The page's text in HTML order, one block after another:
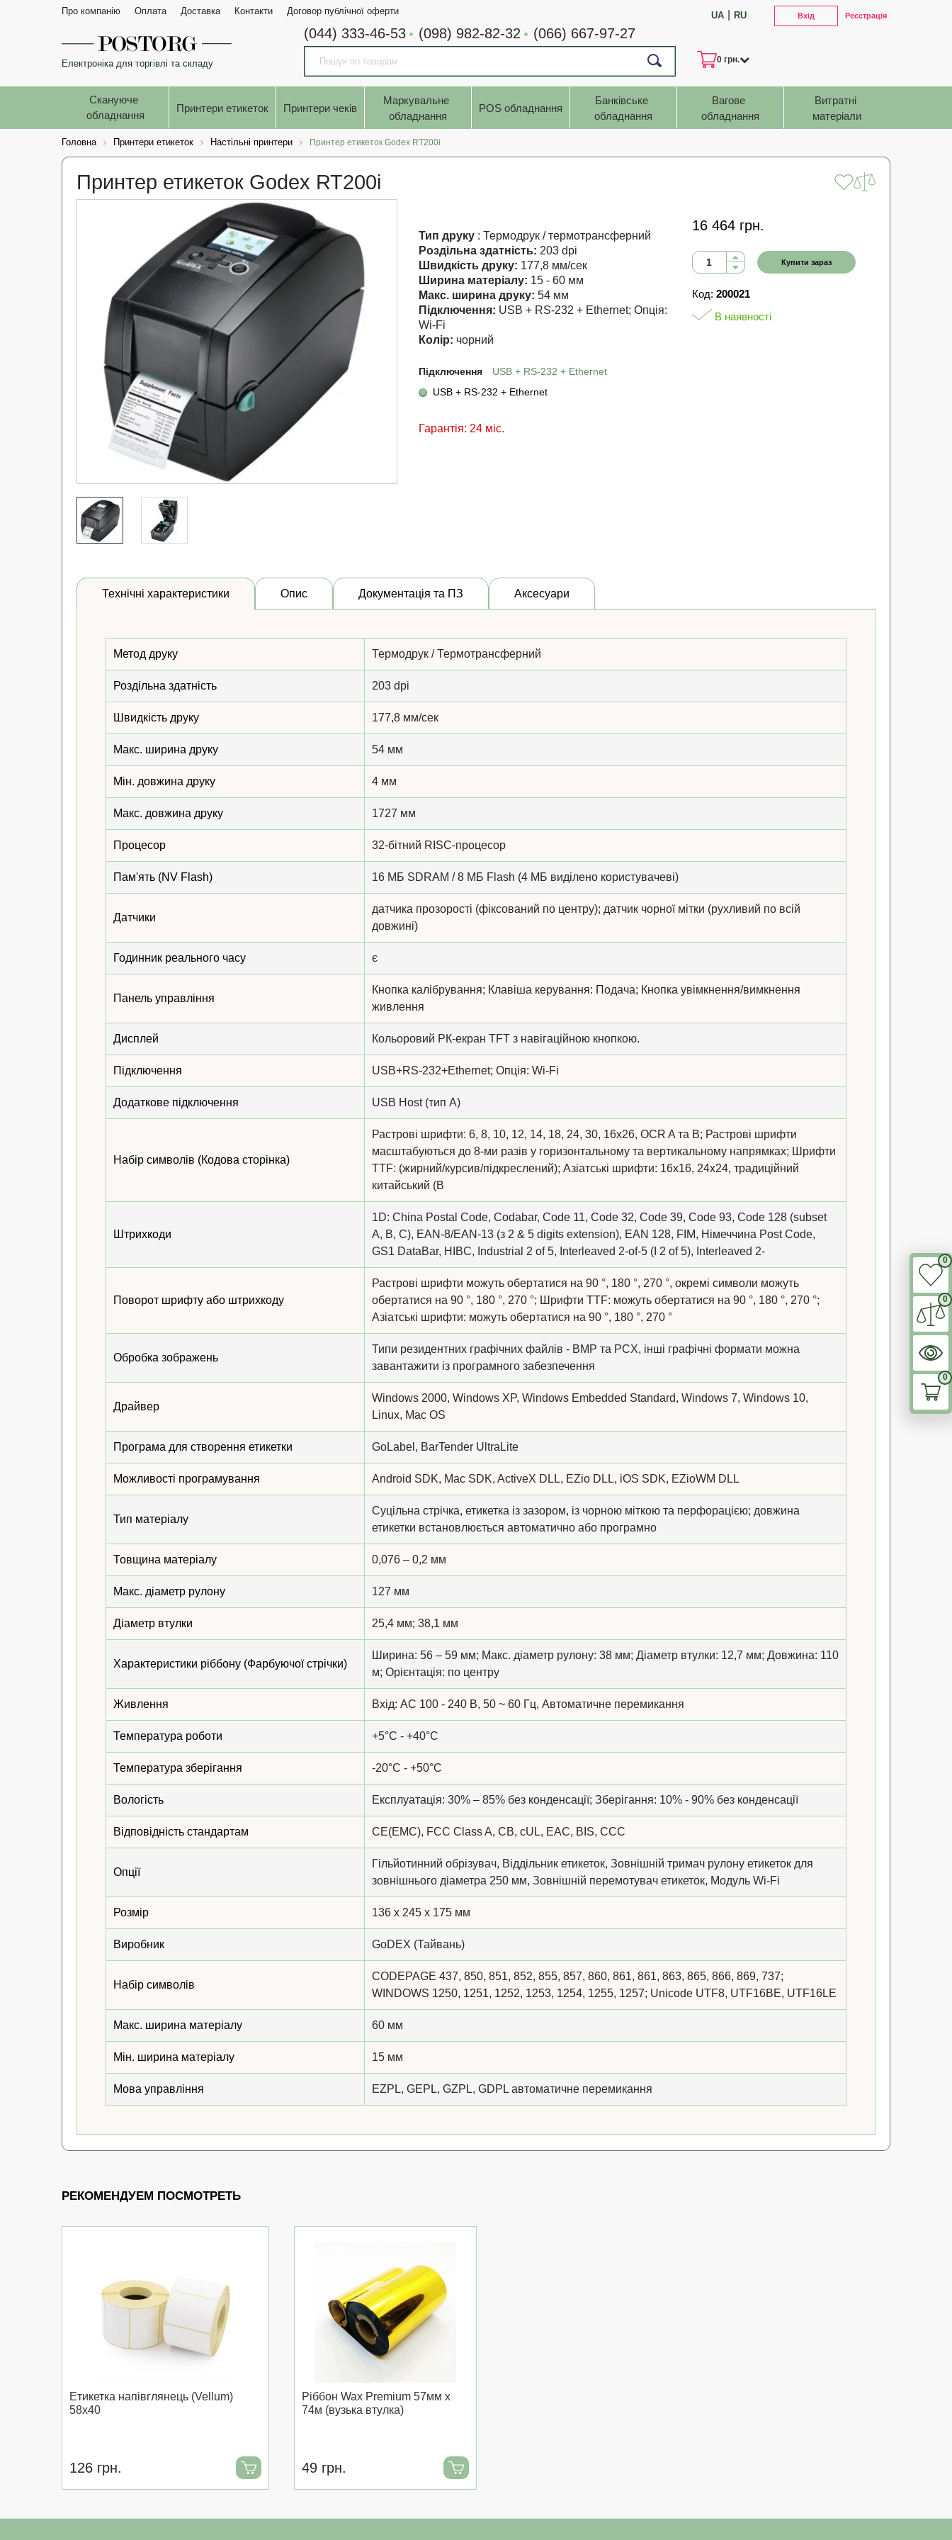
0
0
0
Про компанію Оплата Доставка Контакти Договор публічної оферти UA RU Вхід Реєстрація
Електроніка для торгівлі та складу
(044) 333-46-53 (098) 982-82-32 (066) 667-97-27
0 грн.
Скануюче
обладнання
Принтери етикеток Принтери чеків
Маркувальне
обладнання
POS обладнання
Банківське
обладнання
Вагове
обладнання
Витратні
матеріали
Головна Принтери етикеток Настільні принтери Принтер етикеток Godex RT200i
Принтер етикеток Godex RT200i
Тип друку : Термодрук / термотрансферний
Роздільна здатність: 203 dpi
Швидкість друку: 177,8 мм/сек
Ширина матеріалу: 15 - 60 мм
Макс. ширина друку: 54 мм
Підключення: USB + RS-232 + Ethernet; Опція:
Wi-Fi
Колір: чорний
Підключення
USB + RS-232 + Ethernet
USB + RS-232 + Ethernet
Гарантія: 24 міс.
16 464 грн.
Купити зараз
Код: 200021
В наявності
Технічні характеристики Опис Документація та ПЗ Аксесуари
Метод друку Термодрук / Термотрансферний
Роздільна здатність 203 dpi
Швидкість друку 177,8 мм/сек
Макс. ширина друку 54 мм
Мін. довжина друку 4 мм
Макс. довжина друку 1727 мм
Процесор 32-бітний RISC-процесор
Пам'ять (NV Flash) 16 МБ SDRAM / 8 МБ Flash (4 МБ виділено користувачеві)
Датчики
датчика прозорості (фіксований по центру); датчик чорної мітки (рухливий по всій
довжині)
Годинник реального часу є
Панель управління
Кнопка калібрування; Клавіша керування: Подача; Кнопка увімкнення/вимкнення
живлення
Дисплей Кольоровий РК-екран TFT з навігаційною кнопкою.
Підключення USB+RS-232+Ethernet; Опція: Wi-Fi
Додаткове підключення USB Host (тип А)
Набір символів (Кодова сторінка)
Растрові шрифти: 6, 8, 10, 12, 14, 18, 24, 30, 16х26, OCR A та B; Растрові шрифти
масштабуються до 8-ми разів у горизонтальному та вертикальному напрямках; Шрифти
TTF: (жирний/курсив/підкреслений); Азіатські шрифти: 16x16, 24x24, традиційний
китайський (B
Штрихкоди
1D: China Postal Code, Codabar, Code 11, Code 32, Code 39, Code 93, Code 128 (subset
A, B, C), EAN-8/EAN-13 (з 2 & 5 digits extension), EAN 128, FIM, Німеччина Post Code,
GS1 DataBar, HIBC, Industrial 2 of 5, Interleaved 2-of-5 (I 2 of 5), Interleaved 2-
Поворот шрифту або штрихкоду
Растрові шрифти можуть обертатися на 90 °, 180 °, 270 °, окремі символи можуть
обертатися на 90 °, 180 °, 270 °; Шрифти TTF: можуть обертатися на 90 °, 180 °, 270 °;
Азіатські шрифти: можуть обертатися на 90 °, 180 °, 270 °
Обробка зображень
Типи резидентних графічних файлів - BMP та PCX, інші графічні формати можна
завантажити із програмного забезпечення
Драйвер
Windows 2000, Windows XP, Windows Embedded Standard, Windows 7, Windows 10,
Linux, Mac OS
Програма для створення етикетки GoLabel, BarTender UltraLite
Можливості програмування Android SDK, Mac SDK, ActiveX DLL, EZio DLL, iOS SDK, EZioWM DLL
Тип матеріалу
Суцільна стрічка, етикетка із зазором, із чорною міткою та перфорацією; довжина
етикетки встановлюється автоматично або програмно
Товщина матеріалу 0,076 – 0,2 мм
Макс. діаметр рулону 127 мм
Діаметр втулки 25,4 мм; 38,1 мм
Характеристики ріббону (Фарбуючої стрічки)
Ширина: 56 – 59 мм; Макс. діаметр рулону: 38 мм; Діаметр втулки: 12,7 мм; Довжина: 110
м; Орієнтація: по центру
Живлення Вхід: AC 100 - 240 В, 50 ~ 60 Гц, Автоматичне перемикання
Температура роботи +5°C - +40°C
Температура зберігання -20°C - +50°C
Вологість Експлуатація: 30% – 85% без конденсації; Зберігання: 10% - 90% без конденсації
Відповідність стандартам CE(EMC), FCC Class A, CB, cUL, EAC, BIS, CCC
Опції
Гільйотинний обрізувач, Віддільник етикеток, Зовнішній тримач рулону етикеток для
зовнішнього діаметра 250 мм, Зовнішній перемотувач етикеток, Модуль Wi-Fi
Розмір 136 x 245 x 175 мм
Виробник GoDEX (Тайвань)
Набір символів
CODEPAGE 437, 850, 851, 852, 855, 857, 860, 861, 861, 863, 865, 866, 869, 737;
WINDOWS 1250, 1251, 1252, 1253, 1254, 1255, 1257; Unicode UTF8, UTF16BE, UTF16LE
Макс. ширина матеріалу 60 мм
Мін. ширина матеріалу 15 мм
Мова управління EZPL, GEPL, GZPL, GDPL автоматичне перемикання
РЕКОМЕНДУЕМ ПОСМОТРЕТЬ
Етикетка напівглянець (Vellum)
58x40
126 грн.
Ріббон Wax Premium 57мм x
74м (вузька втулка)
49 грн.